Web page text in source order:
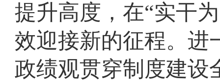
提升高度，在“实干
效迎接新的征程。进
政绩观贯穿制度建设